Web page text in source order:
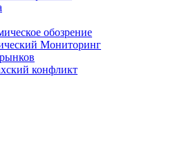
обозрение
Мониторинг
конфликт